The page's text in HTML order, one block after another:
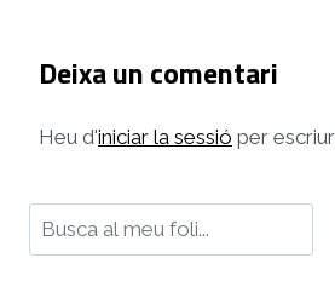
Deixa un comentari
Heu d'iniciar la sessió per
Cerca